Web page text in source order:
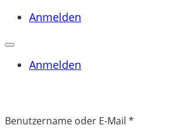
Anmelden
Anmelden
Benutzername oder E-Mail *